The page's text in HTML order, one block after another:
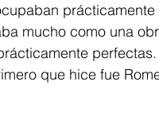
mucho como una
perfectas.
que hice fue